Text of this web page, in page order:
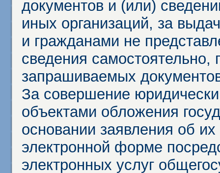
документов и (или)
иных организаций, за
и гражданами не
сведения
запрашиваемых
За совершение
объектами обложения
основании заявления об
электронной форме
электронных услуг